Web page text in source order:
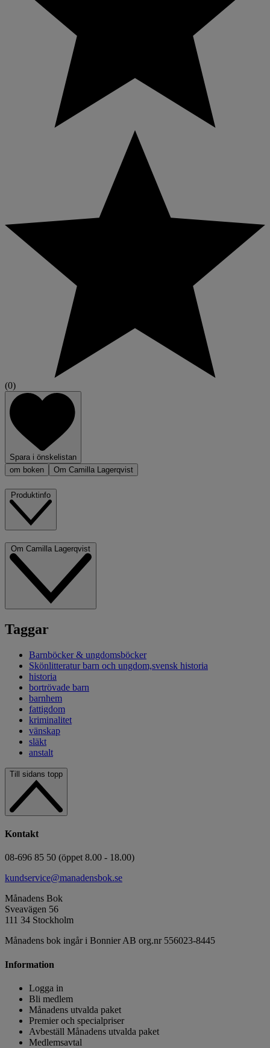
(0)
Spara i önskelistan
om boken
Om Camilla Lagerqvist
Om Camilla Lagerqvist
Taggar
Barnböcker & ungdomsböcker
Skönlitteratur barn och ungdom,svensk historia
historia
bortrövade barn
barnhem
fattigdom
kriminalitet
vänskap
släkt
anstalt
Till sidans topp
Kontakt
08-696 85 50 (öppet 8.00 - 18.00)
kundservice@manadensbok.se
Månadens Bok
Sveavägen 56
111 34 Stockholm
Månadens bok ingår i Bonnier AB org.nr 556023-8445
Information
Logga in
Bli medlem
Månadens utvalda paket
Premier och specialpriser
Avbeställ Månadens utvalda paket
Medlemsavtal